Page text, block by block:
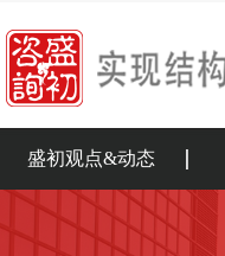
盛初观点&动态